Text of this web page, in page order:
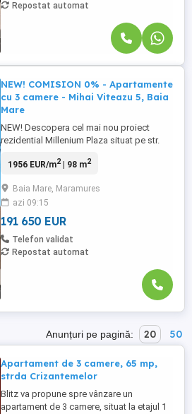
Repostat automat
NEW! COMISION 0% - Apartamente
cu 3 camere - Mihai Viteazu 5, Baia
Mare
NEW! Descopera cel mai nou proiect
rezidential Millenium Plaza situat pe str.
proiect marca Revolution Residence. Va
camere, avand suprafete cuprinse intre
91.64 mpc si 125.64 mpc plus terasa cu
suprafata cuprinsa intre 5.47 ...
1956 EUR/m2| 98 m2
Baia Mare, Maramures
azi 09:15
191 650 EUR
Telefon validat
Repostat automat
Anunțuri pe pagină: 20 50
Apartament de 3 camere, 65 mp,
strda Crizantemelor
Blitz va propune spre vânzare un
apartament de 3 camere, situat la etajul 1